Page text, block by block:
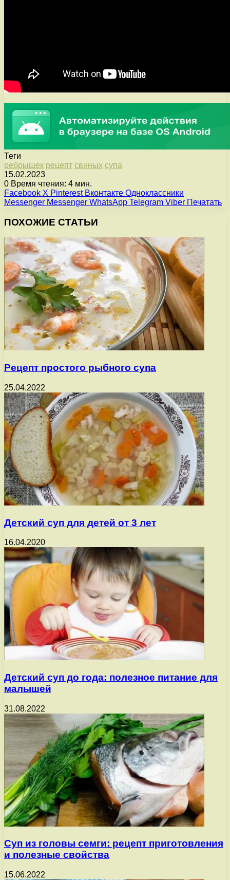
Теги
ребрышек рецепт свиных супа
15.02.2023
0 Время чтения: 4 мин.
Facebook X Pinterest Вконтакте Одноклассники
Messenger Messenger WhatsApp Telegram Viber Печатать
ПОХОЖИЕ СТАТЬИ
Рецепт простого рыбного супа
25.04.2022
Детский суп для детей от 3 лет
16.04.2020
Детский суп до года: полезное питание для
малышей
31.08.2022
Суп из головы семги: рецепт приготовления
и полезные свойства
15.06.2022